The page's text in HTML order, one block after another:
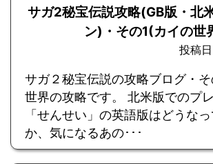
サガ2秘宝伝説攻略(GB版・北
ン)・その1(カイの世
投稿
サガ２秘宝伝説の攻略ブログ・
世界の攻略です。 北米版でのプレ
「せんせい」の英語版はどうな
か、気になるあの･･･